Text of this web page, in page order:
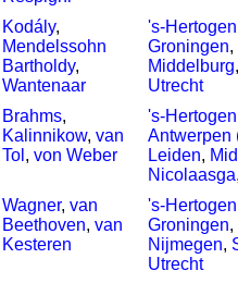
Kodály,
Mendelssohn
Bartholdy,
Wantenaar
's-
Groningen,
Middelburg
Utrecht
Brahms,
Kalinnikow, van
Tol , von Weber
's-
Antwerpen
Leiden,
Nicolaasga
Wagner, van
Beethoven, van
Kesteren
's-
Groningen,
Nijmegen,
Utrecht